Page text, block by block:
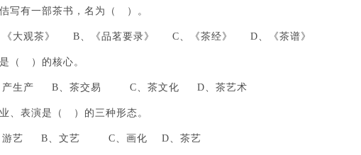
写有一部茶书，名为（ ）。
观茶》 B、《品茗要录》 C、《茶经》 D、《茶谱》
（ ）的核心。
产 B、茶交易 C、茶文化 D、茶艺术
、表演是（ ）的三种形态。
B、文艺 C、画化 D、茶艺